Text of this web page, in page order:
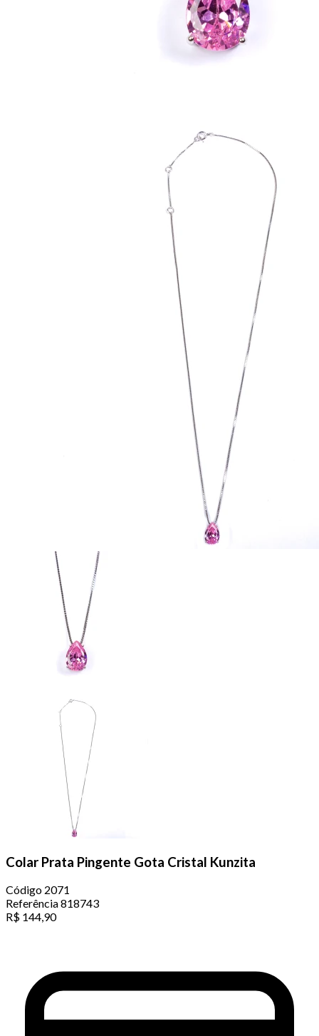
Colar Prata Pingente Gota Cristal Kunzita
Código 2071
Referência818743
R$ 144,90